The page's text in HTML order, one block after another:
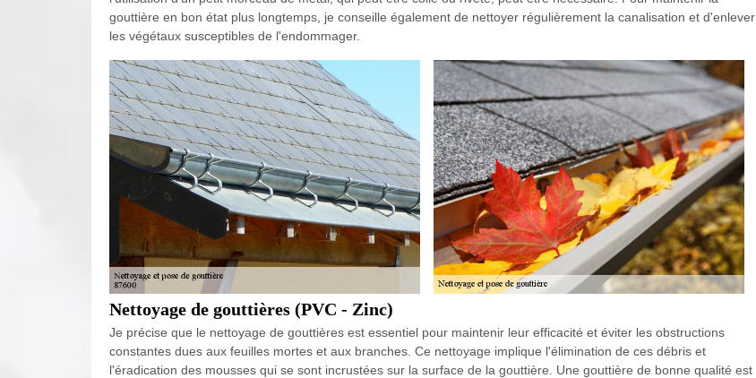
gouttière en bon état plus longtemps, je conseille également de nettoyer régulièrement la canalisation et d'enlever
les végétaux susceptibles de l'endommager.
Nettoyage de gouttières (PVC - Zinc)
Je précise que le nettoyage de gouttières est essentiel pour maintenir leur efficacité et éviter les obstructions
constantes dues aux feuilles mortes et aux branches. Ce nettoyage implique l'élimination de ces débris et
l'éradication des mousses qui se sont incrustées sur la surface de la gouttière. Une gouttière de bonne qualité est